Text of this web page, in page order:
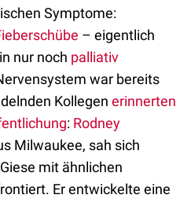
Symptome:
– eigentlich
nur noch palliativ
war bereits
Kollegen erinnerten
: Rodney
Milwaukee, sah sich
mit ähnlichen
Er entwickelte eine